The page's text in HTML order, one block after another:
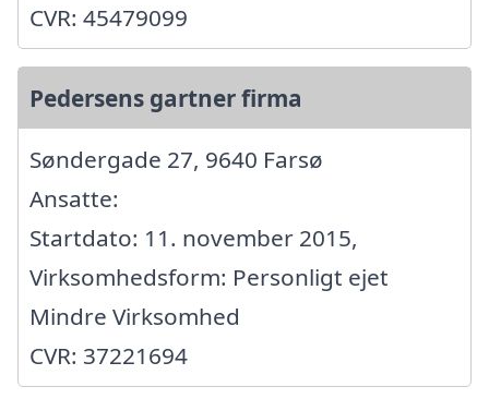
CVR: 45479099
Pedersens gartner firma
Søndergade 27, 9640 Farsø
Ansatte:
Startdato: 11. november 2015,
Virksomhedsform: Personligt ejet
Mindre Virksomhed
CVR: 37221694